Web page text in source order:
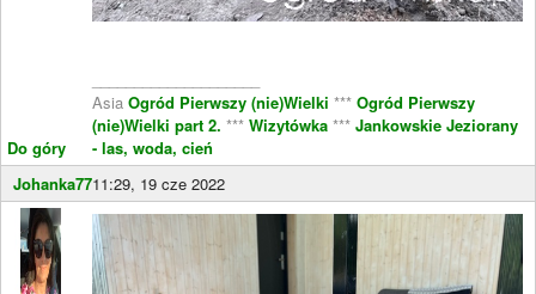
Do góry
Asia Ogród Pierwszy (nie)Wielki *** Ogród Pierwszy
(nie)Wielki part 2. *** Wizytówka *** Jankowskie Jeziorany
- las, woda, cień
Johanka7711:29, 19 cze 2022